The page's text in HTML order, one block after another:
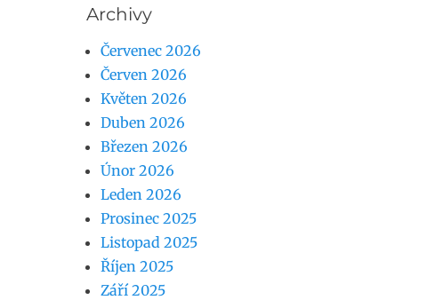
Archivy
Červenec 2026
Červen 2026
Květen 2026
Duben 2026
Březen 2026
Únor 2026
Leden 2026
Prosinec 2025
Listopad 2025
Říjen 2025
Září 2025